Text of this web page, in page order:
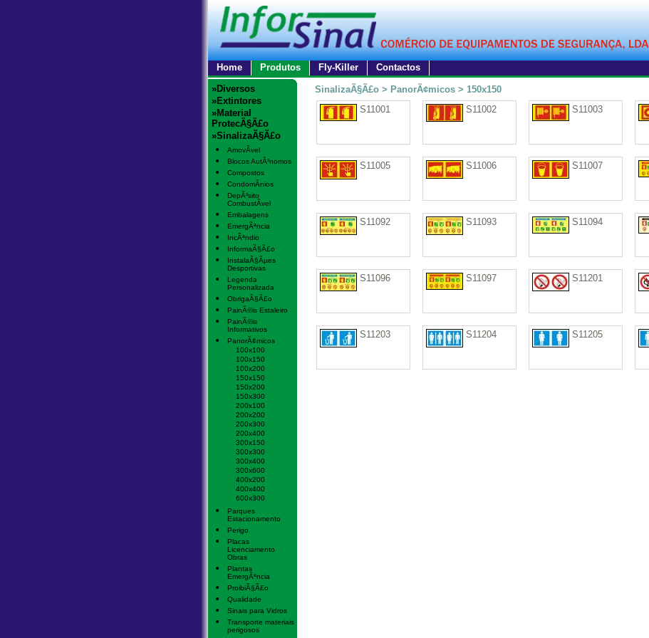
Home Produtos Fly-Killer
Contactos
»Diversos
»Extintores
»Material
ProtecÃ§Ã£o
»SinalizaÃ§Ã£o
AmovÃ­vel
Blocos AutÃ³nomos
Compostos
CondomÃ­nios
DepÃ³sito
CombustÃ­vel
Embalagens
EmergÃªncia
IncÃªndio
InformaÃ§Ã£o
InstalaÃ§Ãµes
Desportivas
Legenda
Personalizada
ObrigaÃ§Ã£o
PainÃ©is Estaleiro
PainÃ©is
Informativos
PanorÃ¢micos
100x100
100x150
100x200
150x150
150x200
150x300
200x100
200x200
200x300
200x400
300x150
300x300
300x400
300x600
400x200
400x400
600x300
Parques
Estacionamento
Perigo
Placas
Licenciamento
Obras
Plantas
EmergÃªncia
ProibiÃ§Ã£o
Qualidade
Sinais para Vidros
Transporte materiais
perigosos
SinalizaÃ§Ã£o > PanorÃ¢micos > 150x150
S11001
S11002 S11003
S11005 S11006 S11007
S11092 S11093 S11094
S11096 S11097 S11201
S11203 S11204 S11205